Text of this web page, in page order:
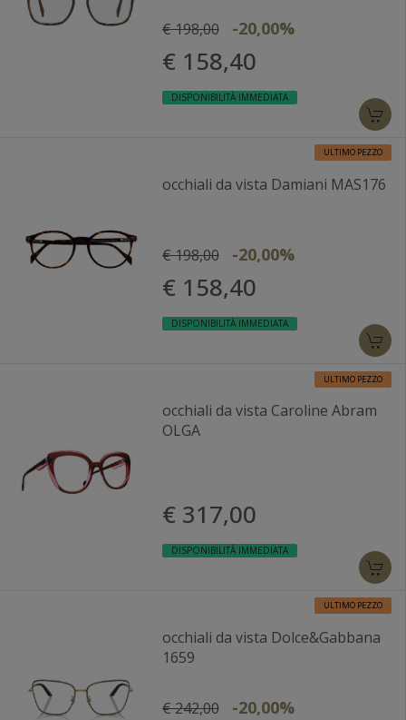
€ 198,00 -20,00%
€ 158,40
DISPONIBILITÀ IMMEDIATA
ULTIMO PEZZO
occhiali da vista Damiani MAS176
€ 198,00 -20,00%
€ 158,40
DISPONIBILITÀ IMMEDIATA
ULTIMO PEZZO
occhiali da vista Caroline Abram
OLGA
€ 317,00
DISPONIBILITÀ IMMEDIATA
ULTIMO PEZZO
occhiali da vista Dolce&Gabbana
1659
€ 242,00 -20,00%